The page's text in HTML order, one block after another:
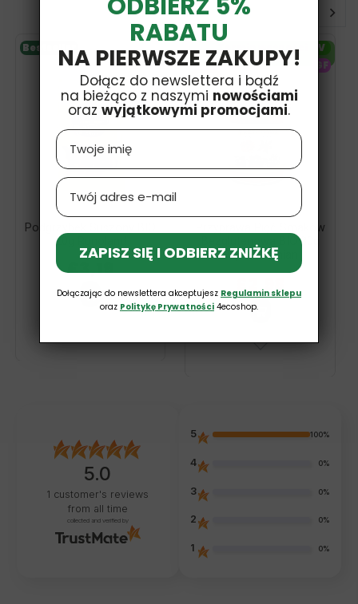
Podgrzybek Suszony BIO
20g Runoland
£3,19
Bestseller
Przyprawa Pięć Smaków
Bezglutenowa BIO 80g
Pięć Przemian
£4,59
£2,98
-35%
Termin ważności
31.10.2026
V
GF
5.0
1 customer's reviews
from all time
collected and verified by
5 100%
4 0%
3 0%
2 0%
1 0%
RABATU
NA PIERWSZE ZAKUPY!
Dołącz do newslettera i bądź
na bieżąco z naszymi nowościami
oraz wyjątkowymi promocjami.
Name
Email
ZAPISZ SIĘ I ODBIERZ ZNIŻKĘ
Dołączając do newslettera akceptujesz Regulamin sklepu
oraz Politykę Prywatności 4ecoshop.